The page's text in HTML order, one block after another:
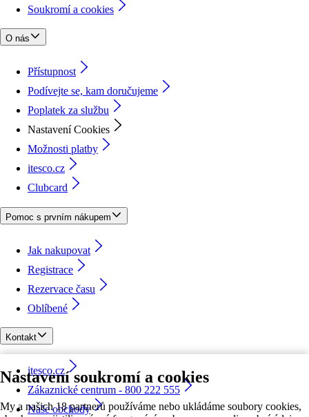
Nastavení soukromí a cookies
My a našich 18 partnerů používáme nebo ukládáme soubory cookies,
Soukromí a cookies
O nás
Přístupnost
Podívejte se, kam doručujeme
Poplatek za službu
Nastavení Cookies
Možnosti platby
itesco.cz
Clubcard
Pomoc s prvním nákupem
Jak nakupovat
Registrace
Rezervace času
Oblíbené
Kontakt
itesco.cz
Zákaznické centrum - 800 222 555
Naše obchody